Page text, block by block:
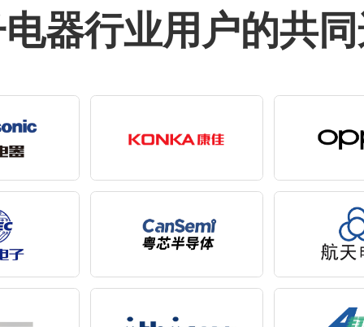
器行业用户的共